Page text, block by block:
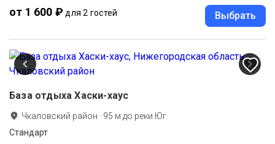
от 1 600 ₽ для 2 гостей Выбрать
База отдыха Хаски-хаус
Чкаловский район · 95 м до реки Юг
Стандарт